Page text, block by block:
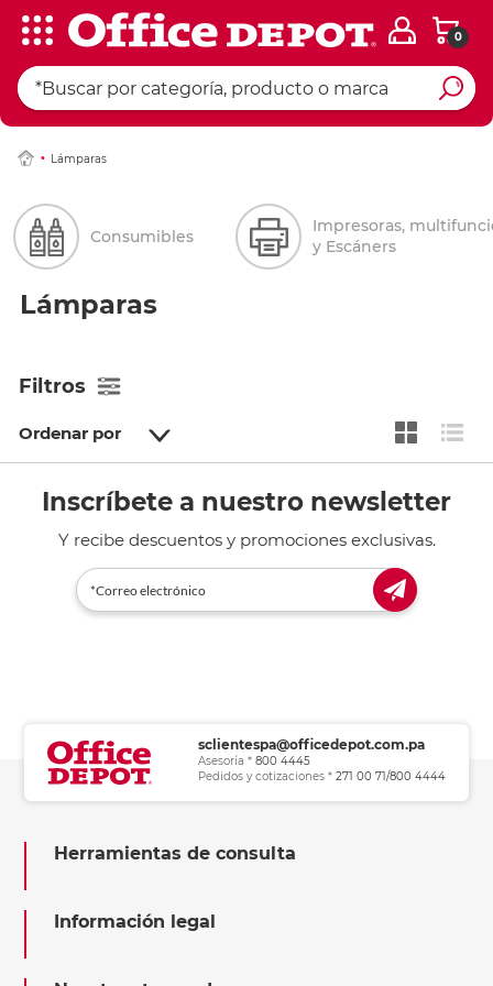
0
Lámparas
Consumibles
Impresoras,
y Escáners
Lámparas
Filtros
Ordenar por
Inscríbete a nuestro newsletter
Y recibe descuentos y promociones exclusivas.
sclientespa@officedepot.com.pa
Asesoría * 800 4445
Pedidos y cotizaciones * 271 00 71/800 4444
Herramientas de consulta
Información legal